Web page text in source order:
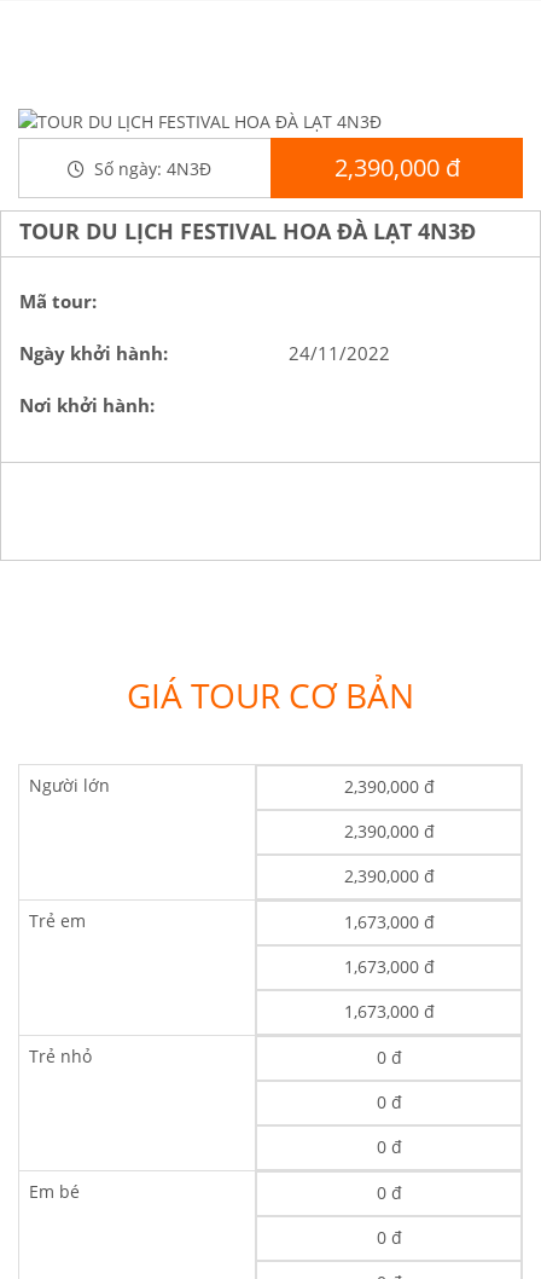
Số ngày: 4N3Đ 2,390,000 đ
TOUR DU LỊCH FESTIVAL HOA ĐÀ LẠT 4N3Đ
Mã tour:
Ngày khởi hành: 24/11/2022
Nơi khởi hành:
GIÁ TOUR CƠ BẢN
Người lớn 2,390,000 đ
2,390,000 đ
2,390,000 đ
Trẻ em 1,673,000 đ
1,673,000 đ
1,673,000 đ
Trẻ nhỏ 0 đ
0 đ
0 đ
Em bé 0 đ
0 đ